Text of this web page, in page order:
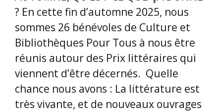
? En cette fin d’automne 2025, nous
sommes 26 bénévoles de Culture et
Bibliothèques Pour Tous à nous être
réunis autour des Prix littéraires qui
viennent d’être décernés. Quelle
chance nous avons : La littérature est
très vivante, et de nouveaux ouvrages